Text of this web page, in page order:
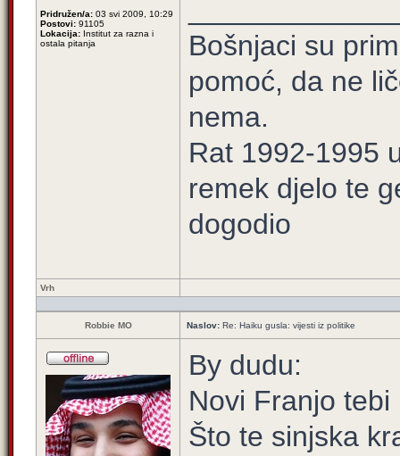
Pridružen/a: 03 svi 2009, 10:29
Postovi: 91105
Lokacija: Institut za razna i
ostala pitanja
Bošnjaci su
pomoć, da ne
nema.
Rat 1992-1995
remek djelo te
dogodio
Vrh
Robbie MO Naslov: Re: Haiku gusla: vijesti iz politike
By dudu:
Novi Franjo
Što te sinjska